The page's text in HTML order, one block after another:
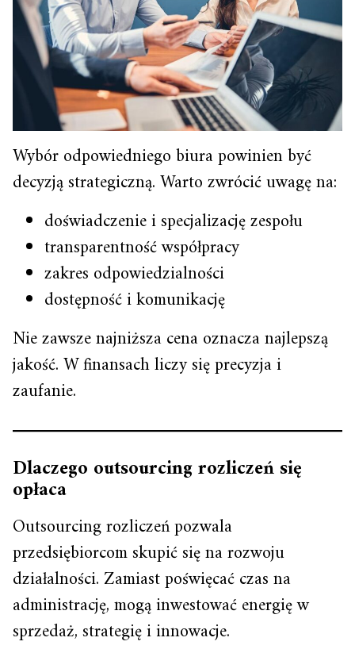
Wybór odpowiedniego biura powinien być
decyzją strategiczną. Warto zwrócić uwagę na:
doświadczenie i specjalizację zespołu
transparentność współpracy
zakres odpowiedzialności
dostępność i komunikację
Nie zawsze najniższa cena oznacza najlepszą
jakość. W finansach liczy się precyzja i
zaufanie.
Dlaczego outsourcing rozliczeń się
opłaca
Outsourcing rozliczeń pozwala
przedsiębiorcom skupić się na rozwoju
działalności. Zamiast poświęcać czas na
administrację, mogą inwestować energię w
sprzedaż, strategię i innowacje.